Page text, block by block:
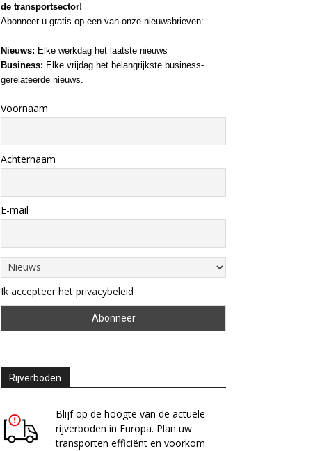
de transportsector!
Abonneer u gratis op een van onze nieuwsbrieven:
Nieuws: Elke werkdag het laatste nieuws
Business: Elke vrijdag het belangrijkste business-
gerelateerde nieuws.
Voornaam
Achternaam
E-mail
Ik accepteer het privacybeleid
Rijverboden
Blijf op de hoogte van de actuele
rijverboden in Europa. Plan uw
transporten efficiënt en voorkom